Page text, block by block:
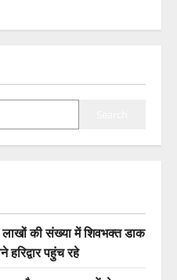
की संख्या में शिवभक्त डाक
पहुंच रहे